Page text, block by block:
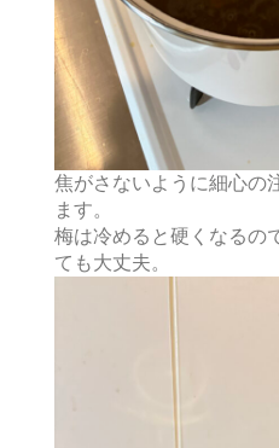
焦がさないように細心の
ます。
梅は冷めると硬くなるの
ても大丈夫。